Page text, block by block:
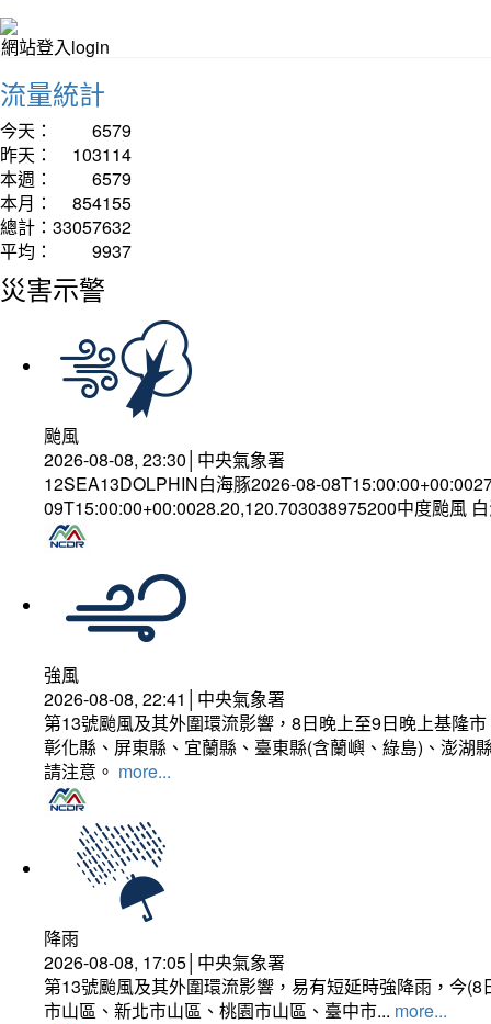
網站登入login
流量統計
今天：
6579
昨天：
103114
本週：
6579
本月：
854155
總計： 33057632
平均：
9937
災害示警
颱風
2026-08-08, 23:30│中央氣象署
12SEA13DOLPHIN白海豚2026-08-
09T15:00:00+00:0028.20,120.703038975200中度颱風
強風
2026-08-08, 22:41│中央氣象署
第13號颱風及其外圍環流影響，8日晚上至9日晚上基隆
彰化縣、屏東縣、宜蘭縣、臺東縣(含蘭嶼、綠島)、澎湖
請注意。 more...
降雨
2026-08-08, 17:05│中央氣象署
第13號颱風及其外圍環流影響，易有短延時強降雨，今
市山區、新北市山區、桃園市山區、臺中市... more...